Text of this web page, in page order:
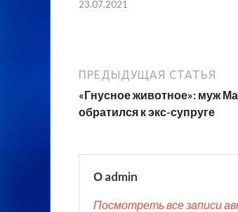
23.07.2021
ПРЕДЫДУЩАЯ СТАТЬЯ
«Гнусное животное»: муж
обратился к экс-супруге
О admin
Посмотреть все записи